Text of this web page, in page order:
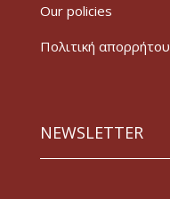
Our policies
Πολιτική απορρήτου
NEWSLETTER